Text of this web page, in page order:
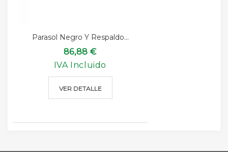
Parasol Negro Y Respaldo...
86,88 €
IVA Incluido
VER DETALLE